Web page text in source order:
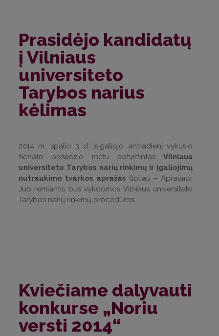
Prasidėjo kandidatų
į Vilniaus
universiteto
Tarybos narius
kėlimas
2014 m. spalio 3 d. įsigaliojo antradienį vykusio
Senato posėdžio metu patvirtintas Vilniaus
universiteto Tarybos narių rinkimų ir įgaliojimų
nutraukimo tvarkos aprašas (toliau – Aprašas).
Juo remiantis bus vykdomos Vilniaus universiteto
Tarybos narių rinkimų procedūros.
Kviečiame dalyvauti
konkurse „Noriu
versti 2014“